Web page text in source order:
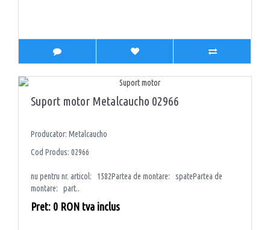
Suport motor Metalcaucho 02966
Producator: Metalcaucho
Cod Produs: 02966
nu pentru nr. articol: 1582Partea de montare: spatePartea de
montare: part..
Pret: 0 RON tva inclus